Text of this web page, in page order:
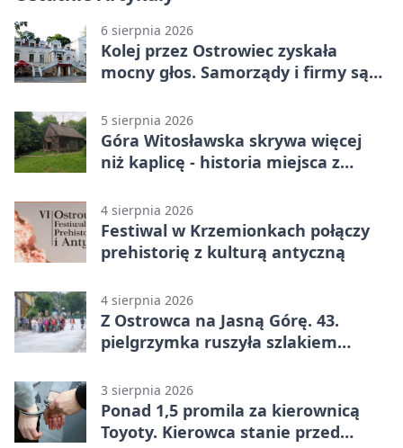
6 sierpnia 2026
Kolej przez Ostrowiec zyskała
mocny głos. Samorządy i firmy są
5 sierpnia 2026
Góra Witosławska skrywa więcej
niż kaplicę - historia miejsca z
4 sierpnia 2026
Festiwal w Krzemionkach połączy
prehistorię z kulturą antyczną
4 sierpnia 2026
Z Ostrowca na Jasną Górę. 43.
pielgrzymka ruszyła szlakiem
3 sierpnia 2026
Ponad 1,5 promila za kierownicą
Toyoty. Kierowca stanie przed